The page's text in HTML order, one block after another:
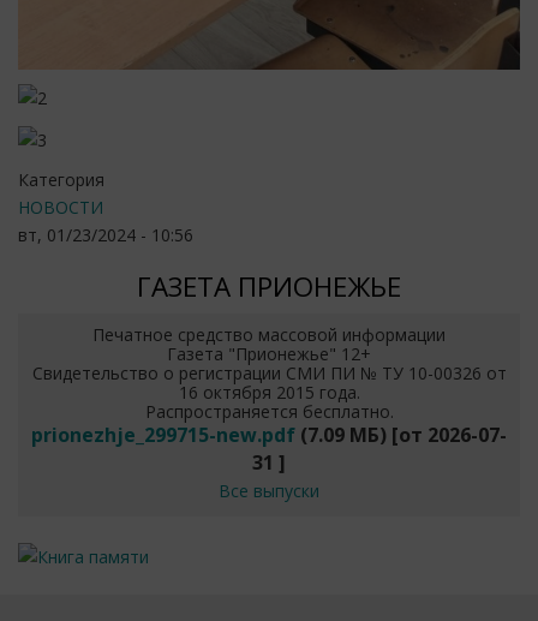
Категория
НОВОСТИ
вт, 01/23/2024 - 10:56
ГАЗЕТА ПРИОНЕЖЬЕ
Печатное средство массовой информации
Газета "Прионежье" 12+
Свидетельство о регистрации СМИ ПИ № ТУ 10-00326 от
16 октября 2015 года.
Распространяется бесплатно.
prionezhje_299715-new.pdf (7.09 МБ) [от 2026-07-
31 ]
Все выпуски